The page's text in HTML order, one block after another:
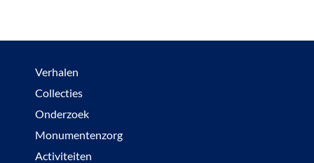
Verhalen
Collecties
Onderzoek
Monumentenzorg
Activiteiten